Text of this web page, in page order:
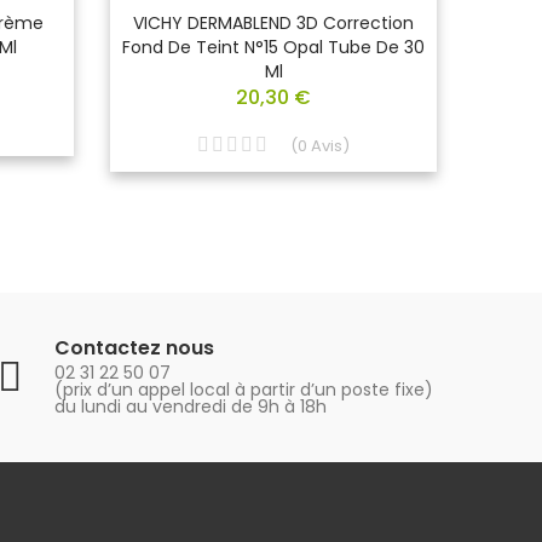
VICHY DERMABLEND 3D Correction
Fond De Teint N°15 Opal Tube De 30
Ml
20,30 €
(0 Avis)
Contactez nous
02 31 22 50 07
(prix d’un appel local à partir d’un poste fixe)
du lundi au vendredi de 9h à 18h